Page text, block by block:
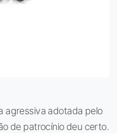
agressiva adotada pelo
de patrocínio deu certo.